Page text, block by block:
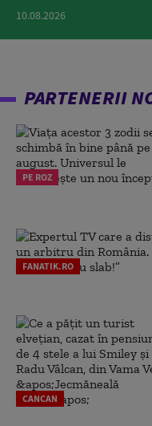
10.08.2026
PARTENERII
PE ROZ
FANATIK.RO
CANCAN